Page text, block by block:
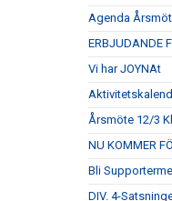
Agenda
ERBJUDANDE
Vi har JOYNAt
Årsmöte 12/3
NU KOMMER
Bli
DIV. 4-